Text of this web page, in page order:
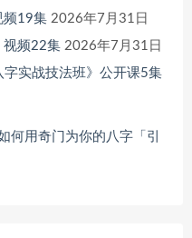
频19集 2026年7月31日
视频22集 2026年7月31日
实战技法班》公开课5集
何用奇门为你的八字「引